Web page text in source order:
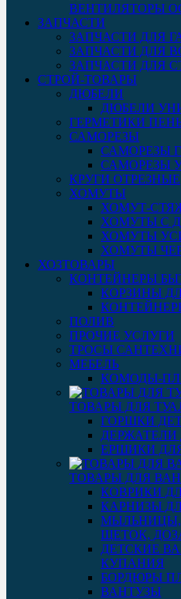
ВЕНТИЛЯТОРЫ
ЗАПЧАСТИ
ЗАПЧАСТИ ДЛЯ
ЗАПЧАСТИ ДЛЯ
ЗАПЧАСТИ ДЛЯ
СТРОЙ-ТОВАРЫ
ДЮБЕЛИ
ДЮБЕЛИ
ГЕРМЕТИКИ
САМОРЕЗЫ
САМОРЕЗЫ
САМОРЕЗЫ
КРУГИ ОТРЕЗНЫЕ
ХОМУТЫ
ХОМУТ-
ХОМУТЫ С
ХОМУТЫ
ХОМУТЫ
ХОЗТОВАРЫ
КОНТЕЙНЕРЫ
КОРЗИНЫ
ПОЛИВ
ПРОЧИЕ УСЛУГИ
ТРОСЫ
МЕБЕЛЬ
КОМОДЫ-
ТОВАРЫ ДЛЯ
ГОРШКИ
ДЕРЖАТЕЛИ
ЕРШИКИ
ТОВАРЫ ДЛЯ
КОВРИКИ
КАРНИЗЫ
МЫЛЬНИЦЫ,
ЩЕТОК,
ДЕТСКИЕ
КУПАНИЯ
БОРДЮРЫ
ВАНТУЗЫ